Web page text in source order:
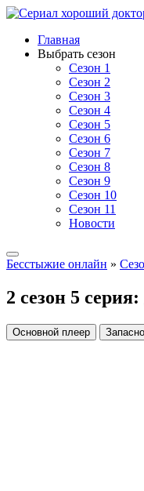
Главная
Выбрать сезон
Сезон 1
Сезон 2
Сезон 3
Сезон 4
Сезон 5
Сезон 6
Сезон 7
Сезон 8
Сезон 9
Сезон 10
Сезон 11
Новости
Бесстыжие онлайн »
2 сезон 5
Основной плеер